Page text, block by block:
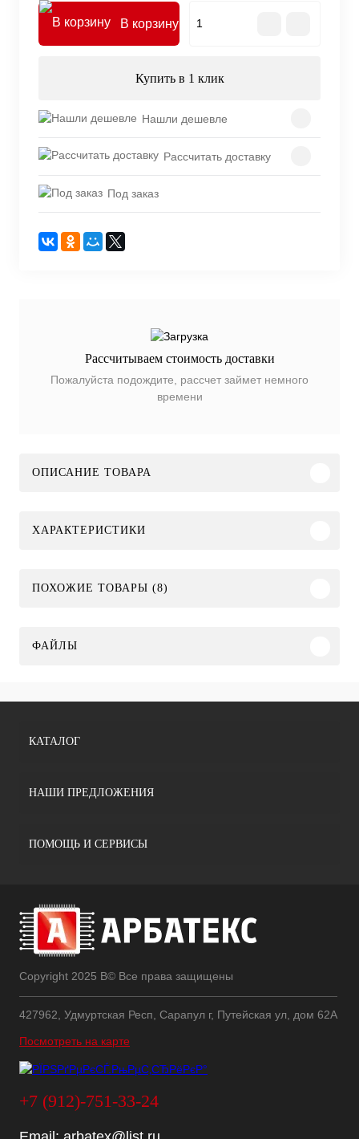
В корзину
Купить в 1 клик
Нашли дешевле
Рассчитать доставку
Под заказ
Рассчитываем стоимость доставки
Пожалуйста подождите, рассчет займет немного
времени
ОПИСАНИЕ ТОВАРА
ХАРАКТЕРИСТИКИ
ПОХОЖИЕ ТОВАРЫ (8)
ФАЙЛЫ
КАТАЛОГ
НАШИ ПРЕДЛОЖЕНИЯ
ПОМОЩЬ И СЕРВИСЫ
Copyright 2025 В© Все права защищены
427962, Удмуртская Респ, Сарапул г, Путейская ул, дом 62А
Посмотреть на карте
+7 (912)-751-33-24